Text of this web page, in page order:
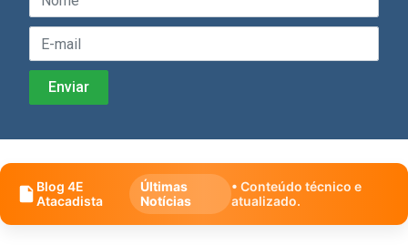
Blog 4E
Atacadista
Últimas
Notícias
• Conteúdo técnico e
atualizado.